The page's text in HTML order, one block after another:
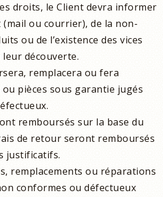
droits, le Client devra informer
ou courrier), de la non-
ou de l’existence des vices
leur découverte.
remplacera ou fera
pièces sous garantie jugés
remboursés sur la base du
de retour seront remboursés
justificatifs.
remplacements ou réparations
conformes ou défectueux